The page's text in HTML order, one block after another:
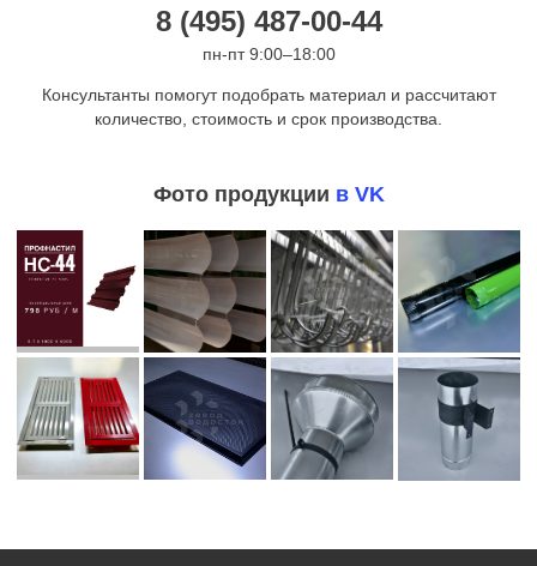
8 (495) 487-00-44
пн-пт 9:00–18:00
Консультанты помогут подобрать материал и рассчитают
количество, стоимость и срок производства.
Фото продукции в VK